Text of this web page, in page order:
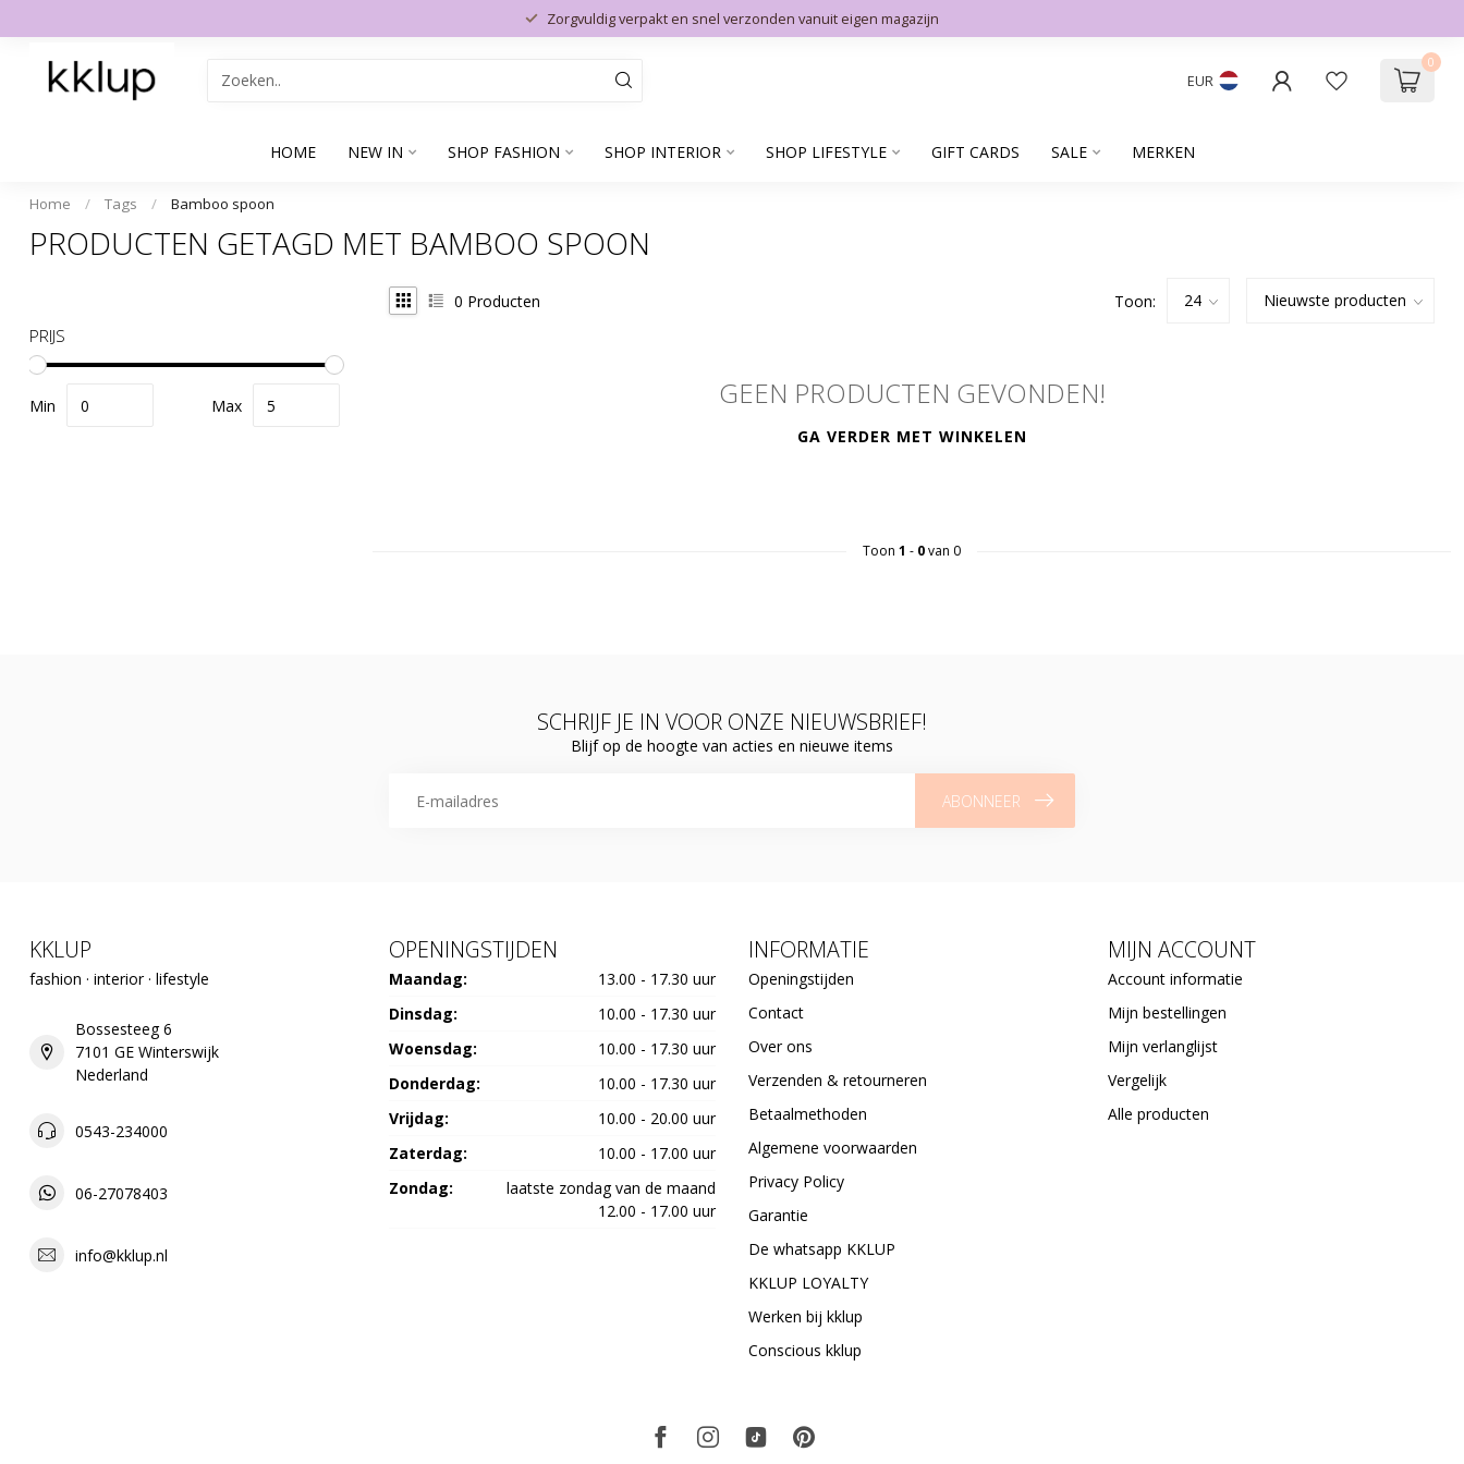
Zorgvuldig verpakt en snel verzonden vanuit eigen magazijn
EUR
0
HOME NEW IN SHOP FASHION SHOP INTERIOR SHOP LIFESTYLE GIFT CARDS SALE MERKEN
Home / Tags / Bamboo spoon
PRODUCTEN GETAGD MET BAMBOO SPOON
PRIJS
Min Max
0 Producten Toon:
GEEN PRODUCTEN GEVONDEN!
GA VERDER MET WINKELEN
Toon 1 - 0van 0
SCHRIJF JE IN VOOR ONZE NIEUWSBRIEF!
Blijf op de hoogte van acties en nieuwe items
ABONNEER
KKLUP
fashion · interior · lifestyle
Bossesteeg 6
7101 GE Winterswijk
Nederland
0543-234000
06-27078403
info@kklup.nl
OPENINGSTIJDEN
Maandag:
13.00 - 17.30 uur
Dinsdag:
10.00 - 17.30 uur
Woensdag:
10.00 - 17.30 uur
Donderdag:
10.00 - 17.30 uur
Vrijdag:
10.00 - 20.00 uur
Zaterdag:
10.00 - 17.00 uur
Zondag:
laatste zondag van de maand
12.00 - 17.00 uur
INFORMATIE
Openingstijden
Contact
Over ons
Verzenden & retourneren
Betaalmethoden
Algemene voorwaarden
Privacy Policy
Garantie
De whatsapp KKLUP
KKLUP LOYALTY
Werken bij kklup
Conscious kklup
MIJN ACCOUNT
Account informatie
Mijn bestellingen
Mijn verlanglijst
Vergelijk
Alle producten